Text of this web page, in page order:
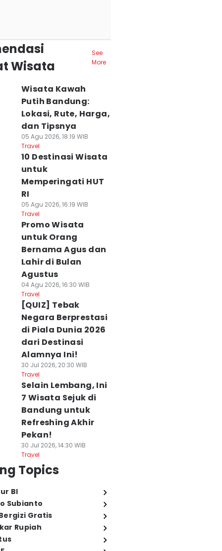
Wisata
See
More
Wisata Kawah
Putih Bandung:
Lokasi, Rute, Harga,
dan Tipsnya
05 Agu 2026, 18:19 WIB
Travel
10 Destinasi Wisata
untuk
Memperingati HUT
RI
05 Agu 2026, 16:19 WIB
Travel
Promo Wisata
untuk Orang
Bernama Agus dan
Lahir di Bulan
Agustus
04 Agu 2026, 16:30 WIB
Travel
[QUIZ] Tebak
Negara Berprestasi
di Piala Dunia 2026
dari Destinasi
Alamnya Ini!
30 Jul 2026, 20:30 WIB
Travel
Selain Lembang, Ini
7 Wisata Sejuk di
Bandung untuk
Refreshing Akhir
Pekan!
30 Jul 2026, 14:30 WIB
Travel
Topics
BI
Subianto
Gratis
Rupiah